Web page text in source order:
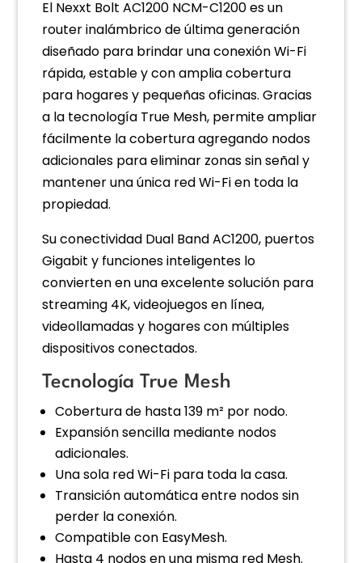
El Nexxt Bolt AC1200 NCM-C1200 es un
router inalámbrico de última generación
diseñado para brindar una conexión Wi-Fi
rápida, estable y con amplia cobertura
para hogares y pequeñas oficinas. Gracias
a la tecnología True Mesh, permite ampliar
fácilmente la cobertura agregando nodos
adicionales para eliminar zonas sin señal y
mantener una única red Wi-Fi en toda la
propiedad.
Su conectividad Dual Band AC1200, puertos
Gigabit y funciones inteligentes lo
convierten en una excelente solución para
streaming 4K, videojuegos en línea,
videollamadas y hogares con múltiples
dispositivos conectados.
Tecnología True Mesh
Cobertura de hasta 139 m² por nodo.
Expansión sencilla mediante nodos
adicionales.
Una sola red Wi-Fi para toda la casa.
Transición automática entre nodos sin
perder la conexión.
Compatible con EasyMesh.
Hasta 4 nodos en una misma red Mesh.